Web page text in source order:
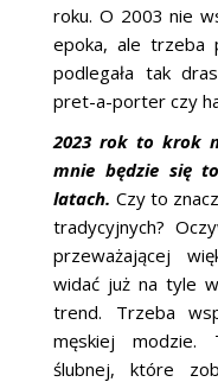
roku. O 2003 nie
epoka, ale trzeba
podlegała tak
pret-a-porter czy
2023 rok to krok
mnie będzie się
latach. Czy to
tradycyjnych?
przeważającej
widać już na tyle
trend. Trzeba
męskiej modzie.
ślubnej, które